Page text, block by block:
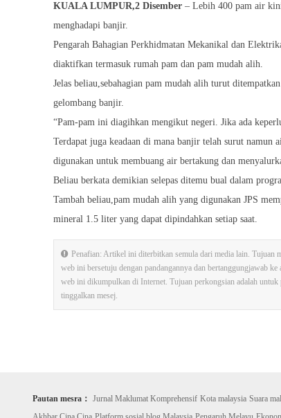
KUALA LUMPUR,2 Disember – Lebih 400 pam air
menghadapi banjir.
Pengarah Bahagian Perkhidmatan Mekanikal dan
diaktifkan termasuk rumah pam dan pam mudah alih.
Jelas beliau,sebahagian pam mudah alih turut
gelombang banjir.
“Pam-pam ini diagihkan mengikut negeri. Jika ada
Terdapat juga keadaan di mana banjir telah surut
digunakan untuk membuang air bertakung dan
Beliau berkata demikian selepas ditemu bual dalam
Tambah beliau,pam mudah alih yang digunakan JPS
mineral 1.5 liter yang dapat dipindahkan setiap saat.
Penafian: Artikel ini diterbitkan semula dari media lain. Tujuan
web ini bersetuju dengan pandangannya dan bertanggungjawab
web ini dikumpulkan di Internet. Tujuan perkongsian adalah untuk
tinggalkan mesej.
Pautan mesra： Jurnal Maklumat Komprehensif Kota malaysia Suara